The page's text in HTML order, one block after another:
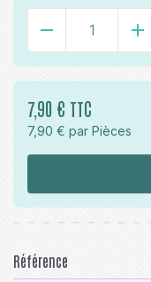
- +
7,90 € TTC
7,90 € par Pièces
Référence